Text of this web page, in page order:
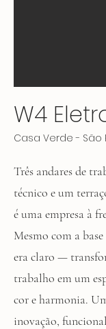
W4
Casa Verde - São
Três andares de
técnico e um
é uma empresa à
Mesmo com a
era claro —
trabalho em um
cor e harmonia.
inovação,